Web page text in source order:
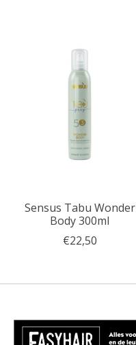
Sensus Tabu Wonder
Body 300ml
€22,50